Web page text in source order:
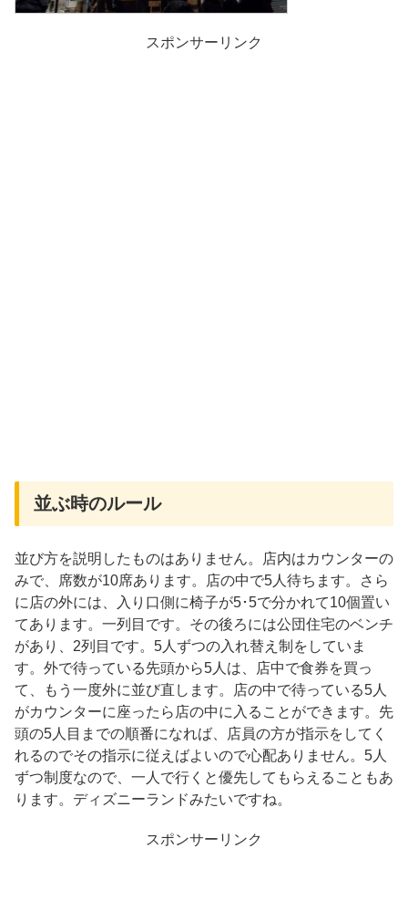
スポンサーリンク
並ぶ時のルール
並び方を説明したものはありません。店内はカウンターの
みで、席数が10席あります。店の中で5人待ちます。さら
に店の外には、入り口側に椅子が5･5で分かれて10個置い
てあります。一列目です。その後ろには公団住宅のベンチ
があり、2列目です。5人ずつの入れ替え制をしていま
す。外で待っている先頭から5人は、店中で食券を買っ
て、もう一度外に並び直します。店の中で待っている5人
がカウンターに座ったら店の中に入ることができます。先
頭の5人目までの順番になれば、店員の方が指示をしてく
れるのでその指示に従えばよいので心配ありません。5人
ずつ制度なので、一人で行くと優先してもらえることもあ
ります。ディズニーランドみたいですね。
スポンサーリンク